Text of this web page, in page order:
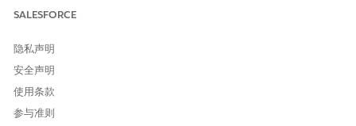
用此仪表板查看如何在团队成员之间以及在不同小组和优先级之
SALESFORCE
隐私声明
安全声明
使用条款
参与准则